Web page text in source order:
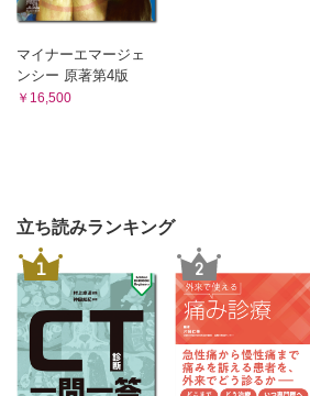
マイナーエマージェ
ンシー 原著第4版
￥16,500
立ち読みランキング
1 2